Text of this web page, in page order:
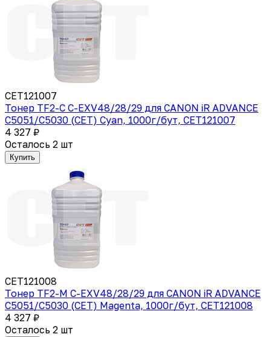
CET121007
Тонер TF2-C C-EXV48/28/29 для CANON iR ADVANCE
C5051/C5030 (CET) Cyan, 1000г/бут, CET121007
4 327 ₽
Осталось 2 шт
Купить
CET121008
Тонер TF2-M C-EXV48/28/29 для CANON iR ADVANCE
C5051/C5030 (CET) Magenta, 1000г/бут, CET121008
4 327 ₽
Осталось 2 шт